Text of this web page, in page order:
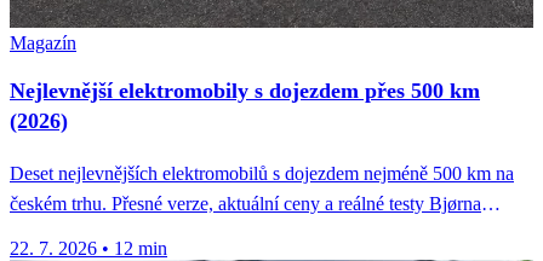
Magazín
Nejlevnější elektromobily s dojezdem přes 500 km
(2026)
Deset nejlevnějších elektromobilů s dojezdem nejméně 500 km na
českém trhu. Přesné verze, aktuální ceny a reálné testy Bjørna
22. 7. 2026 • 12 min